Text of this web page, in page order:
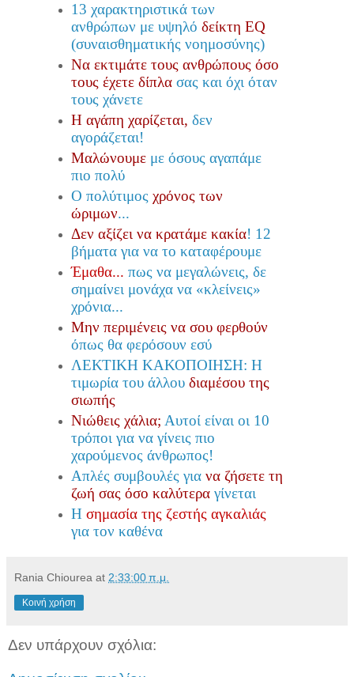
13 χαρακτηριστικά των
ανθρώπων με υψηλό δείκτη EQ
(συναισθηματικής νοημοσύνης)
Να εκτιμάτε τους ανθρώπους όσο
τους έχετε δίπλασας και όχι όταν
τους χάνετε
Η αγάπη χαρίζεται, δεν
αγοράζεται!
Μαλώνουμε με όσους αγαπάμε
πιο πολύ
Ο πολύτιμος χρόνος των
ώριμων...
Δεν αξίζει να κρατάμε κακία! 12
βήματα για να το καταφέρουμε
Έμαθα... πως να μεγαλώνεις, δε
σημαίνει μονάχα να «κλείνεις»
χρόνια...
Μην περιμένεις να σου φερθούν
όπως θα φερόσουν εσύ
ΛΕΚΤΙΚΗ ΚΑΚΟΠΟΙΗΣΗ: Η
τιμωρία του άλλου διαμέσου της
σιωπής
Νιώθεις χάλια; Αυτοί είναι οι 10
τρόποι για να γίνεις πιο
χαρούμενος άνθρωπος!
Απλές συμβουλές για να ζήσετε τη
ζωή σας όσο καλύτεραγίνεται
Η σημασία της ζεστής αγκαλιάς
για τον καθένα
Rania Chiourea at 2:33:00 π.μ.
Κοινή χρήση
Δεν υπάρχουν σχόλια: